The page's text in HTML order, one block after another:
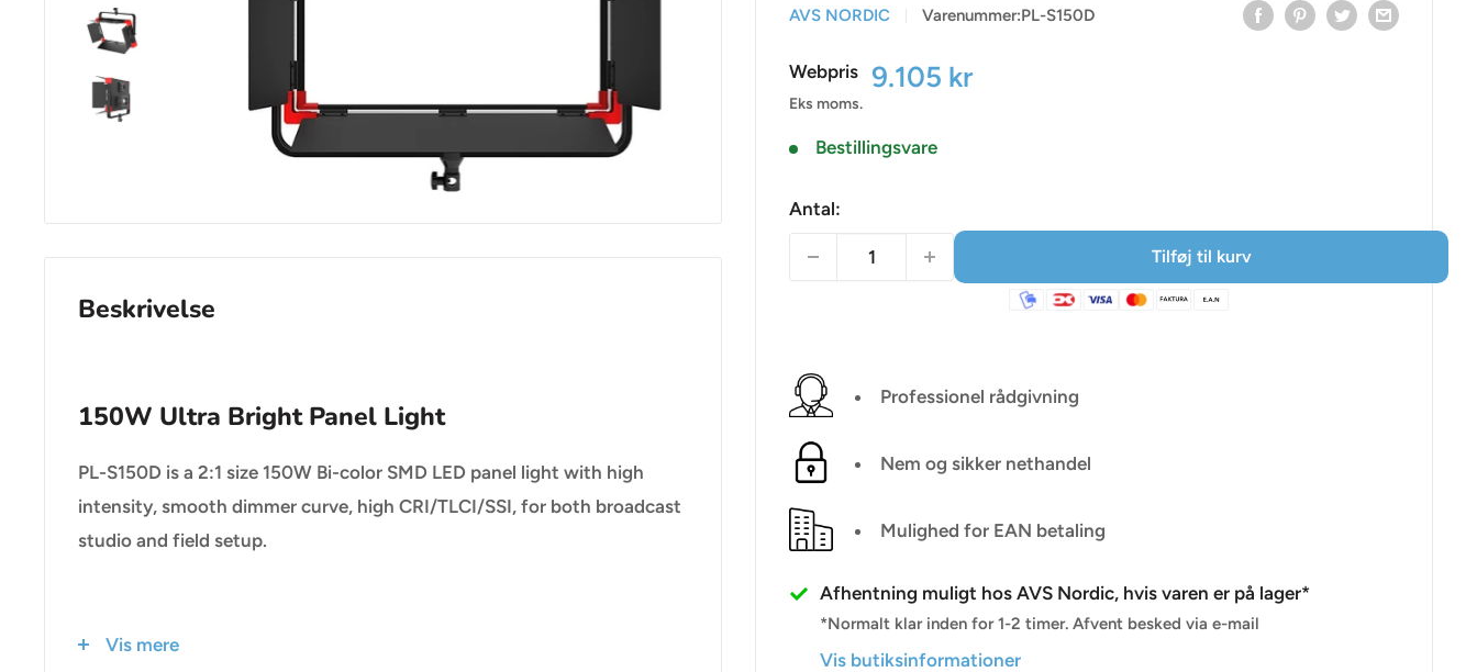
AVS NORDIC Varenummer:PL-S150D
Webpris Udsalgspris
9.105 kr
Eks moms.
Bestillingsvare
Antal:
Tilføj til kurv
Professionel rådgivning
Nem og sikker nethandel
Mulighed for EAN betaling
Afhentning muligt hos AVS Nordic, hvis varen er på lager*
*Normalt klar inden for 1-2 timer. Afvent besked via e-mail
Vis butiksinformationer
Beskrivelse
150W Ultra Bright Panel Light
PL-S150D is a 2:1 size 150W Bi-color SMD LED panel light with high
intensity, smooth dimmer curve, high CRI/TLCI/SSI, for both broadcast
studio and field setup.
Vis mere